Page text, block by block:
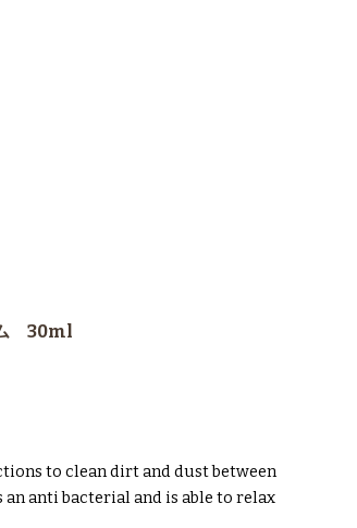
ム 30ml
to clean dirt and dust between
anti bacterial and is able to relax